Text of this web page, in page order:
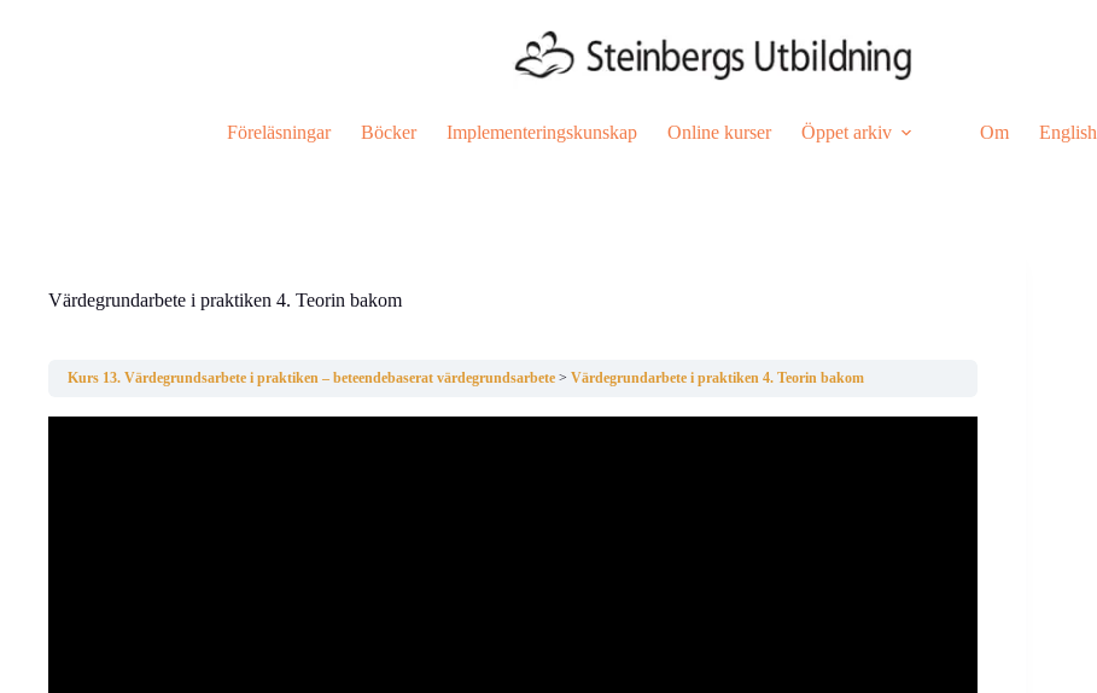
Föreläsningar Böcker Implementeringskunskap Online kurser Öppet arkiv Om English
Värdegrundarbete i praktiken 4. Teorin bakom
Kurs 13. Värdegrundsarbete i praktiken – beteendebaserat värdegrundsarbete Värdegrundarbete i praktiken 4. Teorin bakom